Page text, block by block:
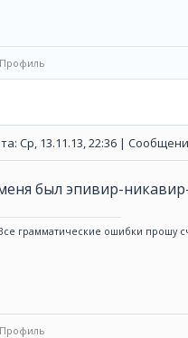
Профиль
Ср, 13.11.13, 22:36 |
был эпивир-
грамматические ошибки прошу
Профиль